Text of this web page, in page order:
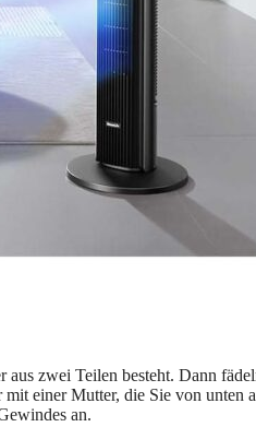
zwei Teilen besteht. Dann
einer Mutter, die Sie von unten
an.